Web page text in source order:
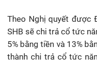
Theo Nghị quyết được
SHB sẽ chi trả cổ tức
5% bằng tiền và 13%
thành chi trả cổ tức